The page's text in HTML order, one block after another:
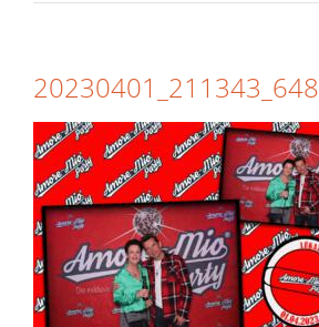
20230401_211343_648